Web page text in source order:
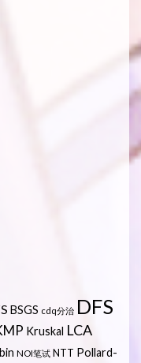
BSGS cdq分治 DFS
Kruskal LCA
NOI笔试 NTT Pollard-